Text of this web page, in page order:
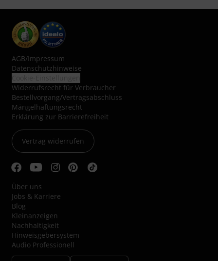
AGB/Impressum
Datenschutzhinweise
Widerrufsrecht für Verbraucher
Bestellvorgang/Vertragsabschluss
Mängelhaftungsrecht
Erklärung zur Barrierefreiheit
Vertrag widerrufen
Über uns
Jobs & Karriere
Blog
Kleinanzeigen
Nachhaltigkeit
Hinweisgebersystem
Audio Professionell